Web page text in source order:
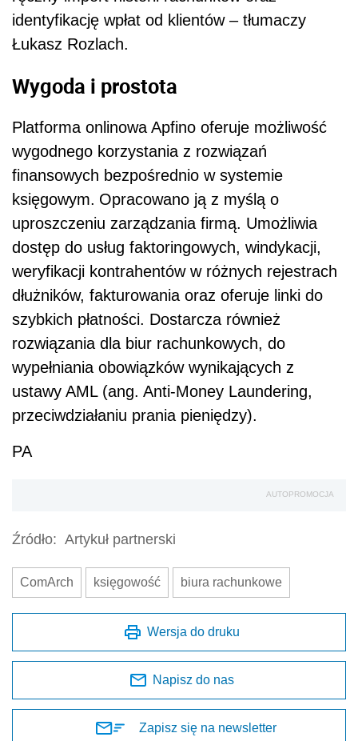
identyfikację wpłat od klientów – tłumaczy
Łukasz Rozlach.
Wygoda i prostota
Platforma onlinowa Apfino oferuje możliwość
wygodnego korzystania z rozwiązań
finansowych bezpośrednio w systemie
księgowym. Opracowano ją z myślą o
uproszczeniu zarządzania firmą. Umożliwia
dostęp do usług faktoringowych, windykacji,
weryfikacji kontrahentów w różnych rejestrach
dłużników, fakturowania oraz oferuje linki do
szybkich płatności. Dostarcza również
rozwiązania dla biur rachunkowych, do
wypełniania obowiązków wynikających z
ustawy AML (ang. Anti-Money Laundering,
przeciwdziałaniu prania pieniędzy).
PA
AUTOPROMOCJA
Źródło: Artykuł partnerski
ComArch księgowość biura rachunkowe
Wersja do druku
Napisz do nas
Zapisz się na newsletter